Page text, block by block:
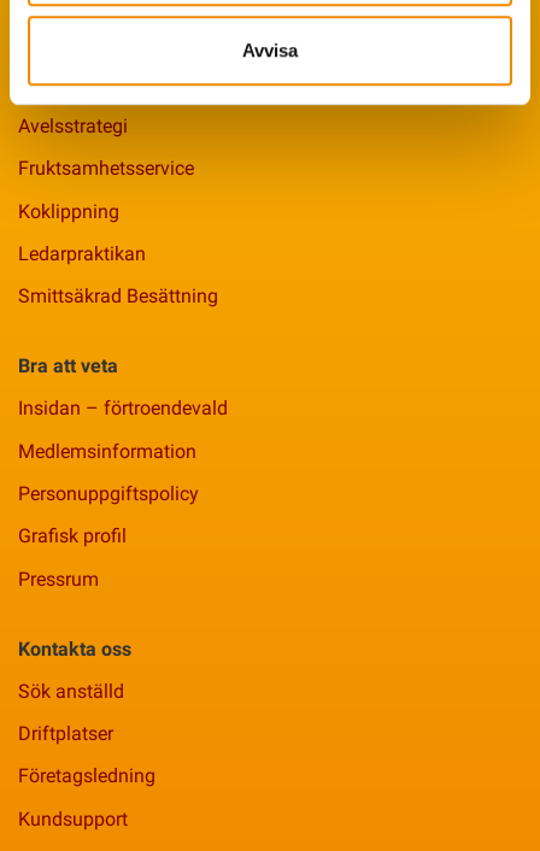
Avvisa
Seminservice
Tips från coachen
Avelsstrategi
Fruktsamhetsservice
Koklippning
Ledarpraktikan
Smittsäkrad Besättning
Bra att veta
Insidan – förtroendevald
Medlemsinformation
Personuppgiftspolicy
Grafisk profil
Pressrum
Kontakta oss
Sök anställd
Driftplatser
Företagsledning
Kundsupport